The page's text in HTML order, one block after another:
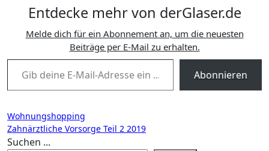
Entdecke mehr von derGlaser.de
Melde dich für ein Abonnement an, um die neuesten
Beiträge per E-Mail zu erhalten.
Gib deine E-Mail-Adresse ein ...
Abonnieren
Beitragsnavigation
Wohnungshopping
Zahnärztliche Vorsorge Teil 2 2019
Suchen ...